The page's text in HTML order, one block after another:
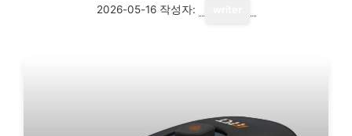
2026-05-16 작성자: